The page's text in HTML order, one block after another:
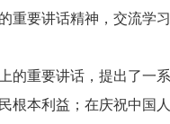
要讲话精神，交流学
重要讲话，提出了一
根本利益；在庆祝中国